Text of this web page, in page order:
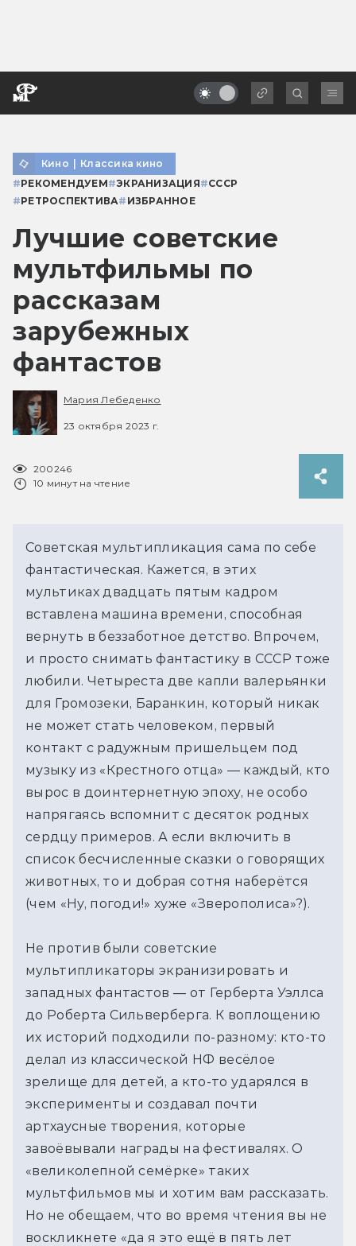
Кино | Классика кино
#РЕКОМЕНДУЕМ#ЭКРАНИЗАЦИЯ#СССР
#РЕТРОСПЕКТИВА# ИЗБРАННОЕ
Лучшие советские
мультфильмы по
рассказам
зарубежных
фантастов
Мария Лебеденко
23 октября 2023 г.
200246
10 минут на чтение
Советская мультипликация сама по себе
фантастическая. Кажется, в этих
мультиках двадцать пятым кадром
вставлена машина времени, способная
вернуть в беззаботное детство. Впрочем,
и просто снимать фантастику в СССР тоже
любили. Четыреста две капли валерьянки
для Громозеки, Баранкин, который никак
не может стать человеком, первый
контакт с радужным пришельцем под
музыку из «Крестного отца» — каждый, кто
вырос в доинтернетную эпоху, не особо
напрягаясь вспомнит с десяток родных
сердцу примеров. А если включить в
список бесчисленные сказки о говорящих
животных, то и добрая сотня наберётся
(чем «Ну, погоди!» хуже «Зверополиса»?).
Не против были советские
мультипликаторы экранизировать и
западных фантастов — от Герберта Уэллса
до Роберта Сильверберга. К воплощению
их историй подходили по-разному: кто-то
делал из классической НФ весёлое
зрелище для детей, а кто-то ударялся в
эксперименты и создавал почти
артхаусные творения, которые
завоёвывали награды на фестивалях. О
«великолепной семёрке» таких
мультфильмов мы и хотим вам рассказать.
Но не обещаем, что во время чтения вы не
воскликнете «да я это ещё в пять лет